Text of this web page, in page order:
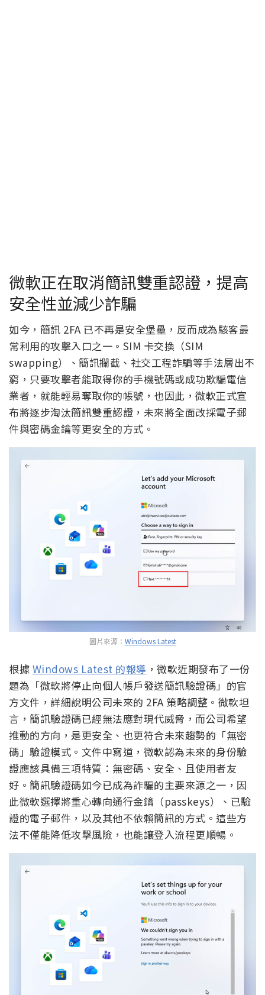
微軟正在取消簡訊雙重認證，提高
安全性並減少詐騙
如今，簡訊 2FA 已不再是安全堡壘，反而成為駭客最
常利用的攻擊入口之一。SIM 卡交換（SIM
swapping）、簡訊攔截、社交工程詐騙等手法層出不
窮，只要攻擊者能取得你的手機號碼或成功欺騙電信
業者，就能輕易奪取你的帳號，也因此，微軟正式宣
布將逐步淘汰簡訊雙重認證，未來將全面改採電子郵
件與密碼金鑰等更安全的方式。
圖片來源： Windows Latest
根據 Windows Latest 的報導 ，微軟近期發布了一份
題為「微軟將停止向個人帳戶發送簡訊驗證碼」的官
方文件，詳細說明公司未來的 2FA 策略調整。微軟坦
言，簡訊驗證碼已經無法應對現代威脅，而公司希望
推動的方向，是更安全、也更符合未來趨勢的「無密
碼」驗證模式。文件中寫道，微軟認為未來的身份驗
證應該具備三項特質：無密碼、安全、且使用者友
好。簡訊驗證碼如今已成為詐騙的主要來源之一，因
此微軟選擇將重心轉向通行金鑰（passkeys）、已驗
證的電子郵件，以及其他不依賴簡訊的方式。這些方
法不僅能降低攻擊風險，也能讓登入流程更順暢。